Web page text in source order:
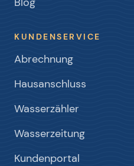
KUNDENSERVICE
Abrechnung
Hausanschluss
Wasserzähler
Wasserzeitung
Kundenportal